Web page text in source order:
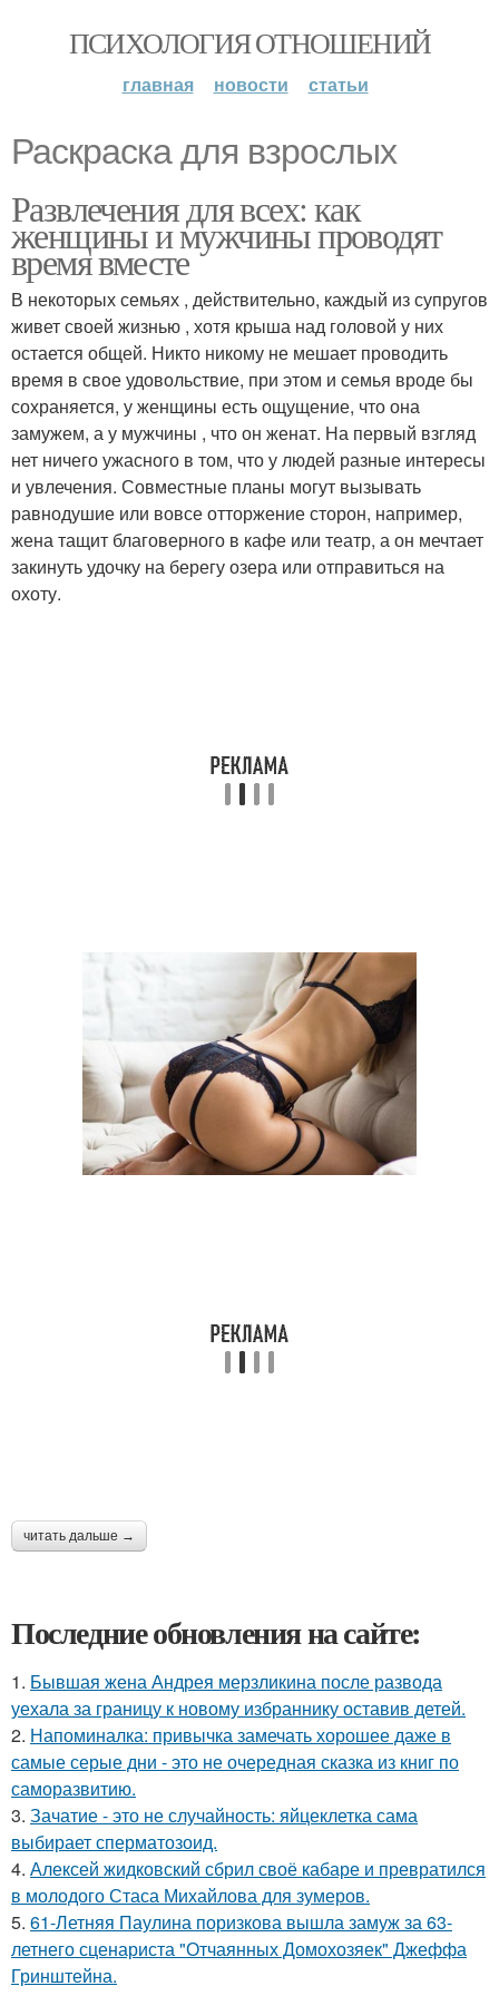
ПСИХОЛОГИЯ ОТНОШЕНИЙ
главная новости статьи
Раскраска для взрослых
Развлечения для всех: как
женщины и мужчины проводят
время вместе
В некоторых семьях , действительно, каждый из супругов
живет своей жизнью , хотя крыша над головой у них
остается общей. Никто никому не мешает проводить
время в свое удовольствие, при этом и семья вроде бы
сохраняется, у женщины есть ощущение, что она
замужем, а у мужчины , что он женат. На первый взгляд
нет ничего ужасного в том, что у людей разные интересы
и увлечения. Совместные планы могут вызывать
равнодушие или вовсе отторжение сторон, например,
жена тащит благоверного в кафе или театр, а он мечтает
закинуть удочку на берегу озера или отправиться на
охоту.
читать дальше →
Последние обновления на сайте:
1. Бывшая жена Андрея мерзликина после развода
уехала за границу к новому избраннику оставив детей.
2. Напоминалка: привычка замечать хорошее даже в
самые серые дни - это не очередная сказка из книг по
саморазвитию.
3. Зачатие - это не случайность: яйцеклетка сама
выбирает сперматозоид.
4. Алексей жидковский сбрил своё кабаре и превратился
в молодого Стаса Михайлова для зумеров.
5. 61-Летняя Паулина поризкова вышла замуж за 63-
летнего сценариста "Отчаянных Домохозяек" Джеффа
Гринштейна.